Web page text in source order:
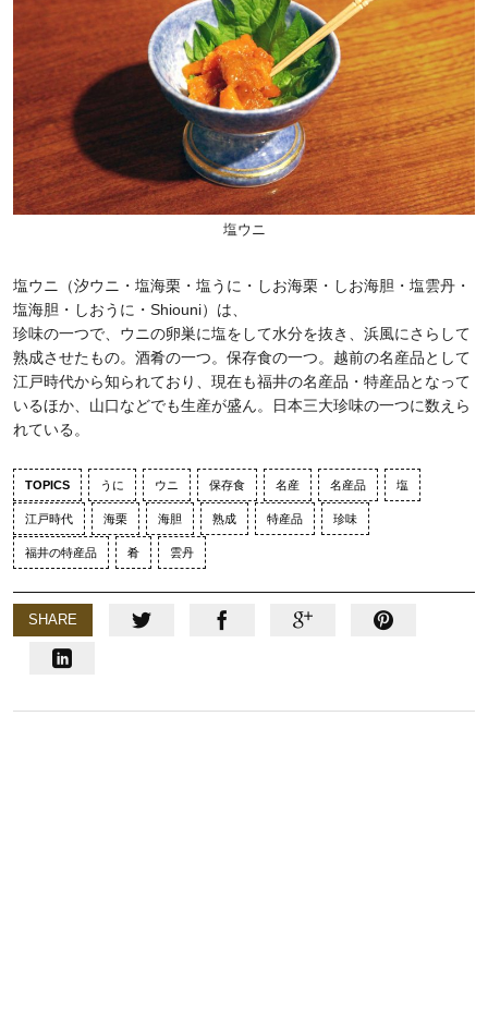
塩ウニ
塩ウニ（汐ウニ・塩海栗・塩うに・しお海栗・しお海胆・塩雲丹・
塩海胆・しおうに・Shiouni）は、
珍味の一つで、ウニの卵巣に塩をして水分を抜き、浜風にさらして
熟成させたもの。酒肴の一つ。保存食の一つ。越前の名産品として
江戸時代から知られており、現在も福井の名産品・特産品となって
いるほか、山口などでも生産が盛ん。日本三大珍味の一つに数えら
れている。
TOPICS うに ウニ 保存食 名産 名産品 塩
江戸時代 海栗 海胆 熟成 特産品 珍味
福井の特産品 肴 雲丹
SHARE